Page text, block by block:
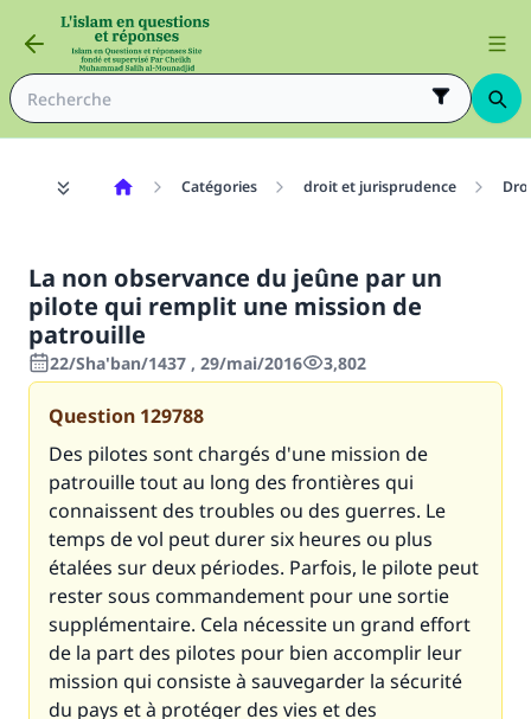
Catégories droit et jurisprudence
La non observance du jeûne par un
pilote qui remplit une mission de
patrouille
22/Sha'ban/1437 , 29/mai/2016 3,802
Question 129788
Des pilotes sont chargés d'une mission de
patrouille tout au long des frontières qui
connaissent des troubles ou des guerres. Le
temps de vol peut durer six heures ou plus
étalées sur deux périodes. Parfois, le pilote peut
rester sous commandement pour une sortie
supplémentaire. Cela nécessite un grand effort
de la part des pilotes pour bien accomplir leur
mission qui consiste à sauvegarder la sécurité
du pays et à protéger des vies et des